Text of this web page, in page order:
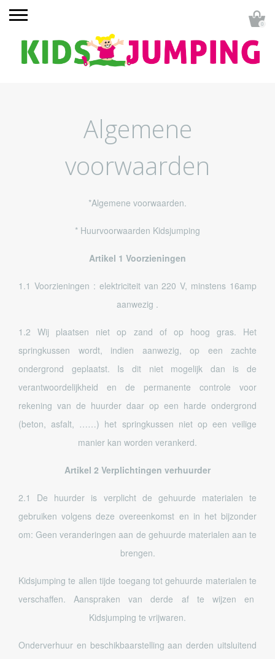
0
Algemene
voorwaarden
*Algemene voorwaarden.
* Huurvoorwaarden Kidsjumping
Artikel 1 Voorzieningen
1.1 Voorzieningen : elektriciteit van 220 V, minstens 16amp
aanwezig .
1.2 Wij plaatsen niet op zand of op hoog gras. Het
springkussen wordt, indien aanwezig, op een zachte
ondergrond geplaatst. Is dit niet mogelijk dan is de
verantwoordelijkheid en de permanente controle voor
rekening van de huurder daar op een harde ondergrond
(beton, asfalt, ……) het springkussen niet op een veilige
manier kan worden verankerd.
Artikel 2 Verplichtingen verhuurder
2.1 De huurder is verplicht de gehuurde materialen te
gebruiken volgens deze overeenkomst en in het bijzonder
om: Geen veranderingen aan de gehuurde materialen aan te
brengen.
Kidsjumping te allen tijde toegang tot gehuurde materialen te
verschaffen. Aanspraken van derde af te wijzen en
Kidsjumping te vrijwaren.
Onderverhuur en beschikbaarstelling aan derden uitsluitend